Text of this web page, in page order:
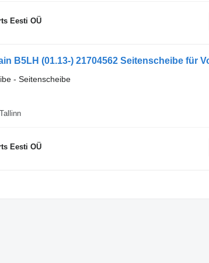
Eesti OÜ
B5LH (01.13-) 21704562 Seitenscheibe für
- Seitenscheibe
Eesti OÜ